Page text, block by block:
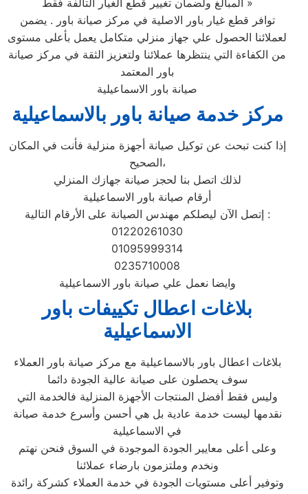
المبالغ ولضمان تغيير قطع الغيار التالفة فقط »
توافر قطع غيار باور الاصلية في مركز صيانة باور . يضمن
لعملائنا الحصول علي جهاز منزلي متكامل يعمل بأعلى مستوى
من الكفاءة التي ينتظرها عملائنا ولتعزيز الثقة في مركز صيانة
باور المعتمد
صيانة باور الاسماعيلية
مركز خدمة صيانة باور بالاسماعيلية‏
إذا كنت تبحث عن توكيل صيانة أجهزة منزلية فأنت في المكان
الصحيح،
لذلك اتصل بنا لحجز صيانة جهازك المنزلي
أرقام صيانة باور الاسماعيلية‏
إتصل الآن ليصلكم مهندس الصيانة على الأرقام التالية :
01220261030
01095999314
0235710008
وايضا نعمل علي صيانة باور الاسماعيلية‏
بلاغات اعطال تكييفات باور
الاسماعيلية‏
بلاغات اعطال باور بالاسماعيلية‏ مع مركز صيانة باور العملاء
سوف يحصلون على صيانة عالية الجودة دائما
وليس فقط أفضل المنتجات الأجهزة المنزلية فالخدمة التي
نقدمها ليست خدمة عادية بل هي أحسن وأسرع خدمة صيانة
في الاسماعيلية‏
وعلى أعلى معايير الجودة الموجودة في السوق فنحن نهتم
ونخدم وملتزمون بارضاء عملائنا
وتوفير أعلى مستويات الجودة في خدمة العملاء كشركة رائدة